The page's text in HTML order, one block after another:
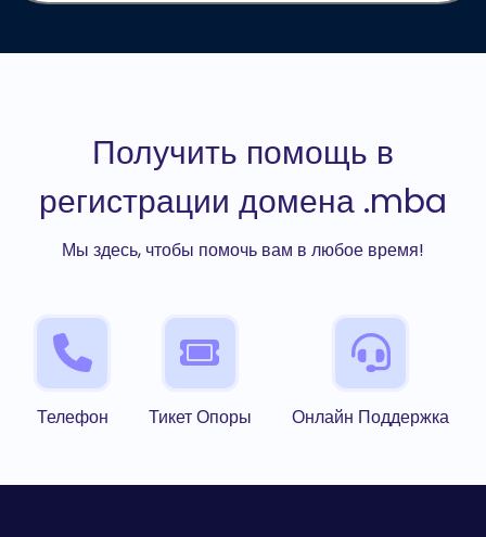
Получить помощь в
регистрации домена .mba
Мы здесь, чтобы помочь вам в любое время!
Телефон Тикет Опоры Онлайн Поддержка